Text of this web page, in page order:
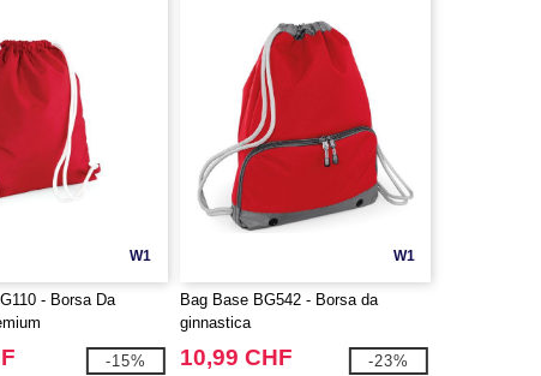
W1
- Borsa Da
-15%
W1
Bag Base BG542 - Borsa da
ginnastica
10,99 CHF -23%